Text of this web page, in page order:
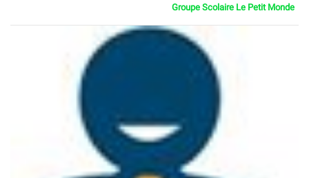
Groupe Scolaire Le Petit Monde